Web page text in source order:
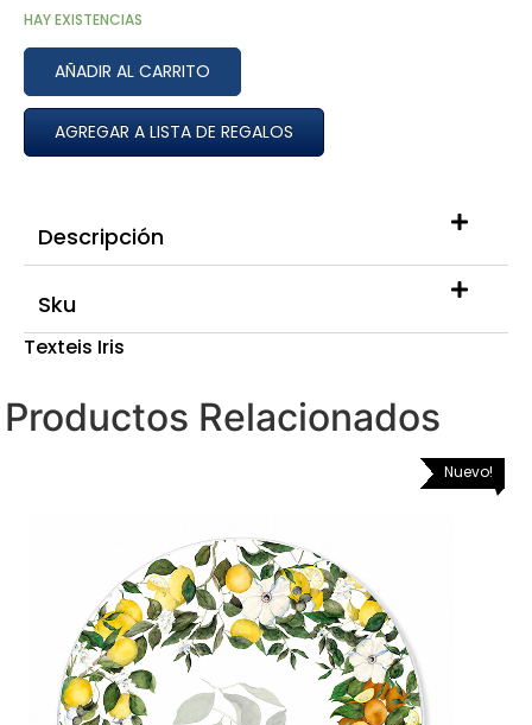
HAY EXISTENCIAS
AÑADIR AL CARRITO
AGREGAR A LISTA DE REGALOS
Descripción
Sku
Texteis Iris
Productos Relacionados
Nuevo!